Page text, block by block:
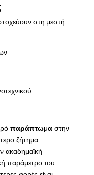
στη μεστή
παράπτωμαστην
ζήτημα
ακαδημαϊκή
παράμετρο του